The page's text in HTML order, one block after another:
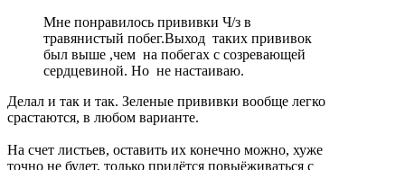
Мне понравилось прививки Ч/з в
травянистый побег.Выход таких прививок
был выше ,чем на побегах с созревающей
сердцевиной. Но не настаиваю.
Делал и так и так. Зеленые прививки вообще легко
срастаются, в любом варианте.
На счет листьев, оставить их конечно можно, хуже
точно не будет, только придётся повыёживаться с